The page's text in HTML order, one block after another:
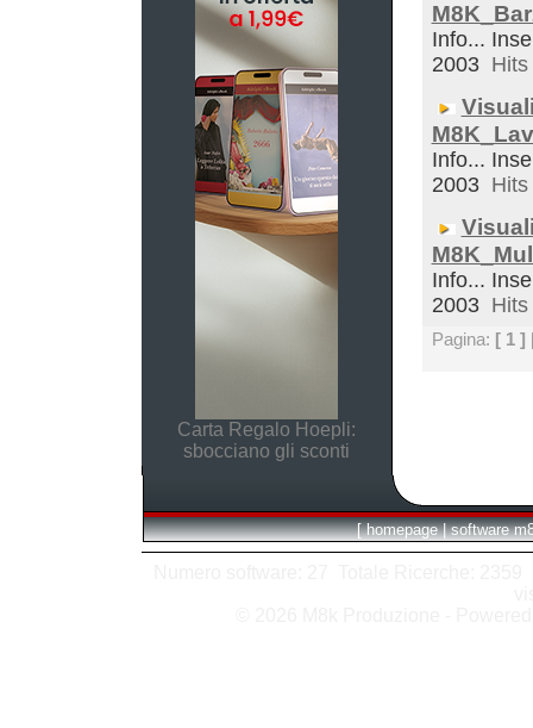
Carta Regalo Hoepli:
sbocciano gli sconti
Info...
2003
Info...
2003
Info...
2003
Pagina: [ 1 ]
[ homepage | software